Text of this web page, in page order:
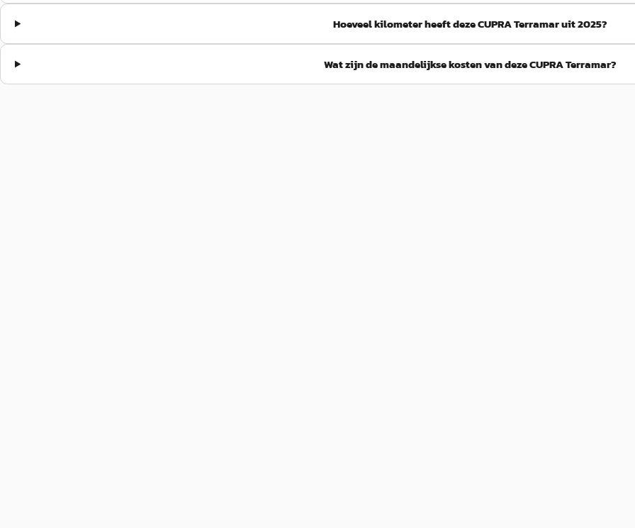
Hoeveel kilometer heeft deze CUPRA Terramar uit 2025?
Wat zijn de maandelijkse kosten van deze CUPRA Terramar?